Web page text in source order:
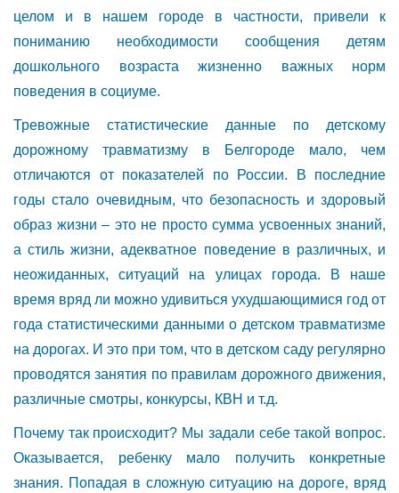
целом и в нашем городе в частности, привели к
пониманию необходимости сообщения детям
дошкольного возраста жизненно важных норм
поведения в социуме.
Тревожные статистические данные по детскому
дорожному травматизму в Белгороде мало, чем
отличаются от показателей по России. В последние
годы стало очевидным, что безопасность и здоровый
образ жизни – это не просто сумма усвоенных знаний,
а стиль жизни, адекватное поведение в различных, и
неожиданных, ситуаций на улицах города. В наше
время вряд ли можно удивиться ухудшающимися год от
года статистическими данными о детском травматизме
на дорогах. И это при том, что в детском саду регулярно
проводятся занятия по правилам дорожного движения,
различные смотры, конкурсы, КВН и т.д.
Почему так происходит? Мы задали себе такой вопрос.
Оказывается, ребенку мало получить конкретные
знания. Попадая в сложную ситуацию на дороге, вряд